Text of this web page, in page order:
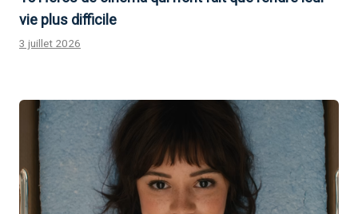
vie plus difficile
3 juillet 2026